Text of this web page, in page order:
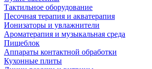
Тактильное оборудование
Песочная терапия и акватерапия
Ионизаторы и увлажнители
Ароматерапия и музыкальная среда
Пищеблок
Аппараты контактной обработки
Кухонные плиты